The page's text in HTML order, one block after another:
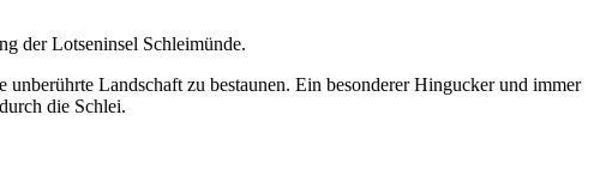
der Lotseninsel Schleimünde.
Landschaft zu bestaunen. Ein besonderer Hingucker und immer
die Schlei.